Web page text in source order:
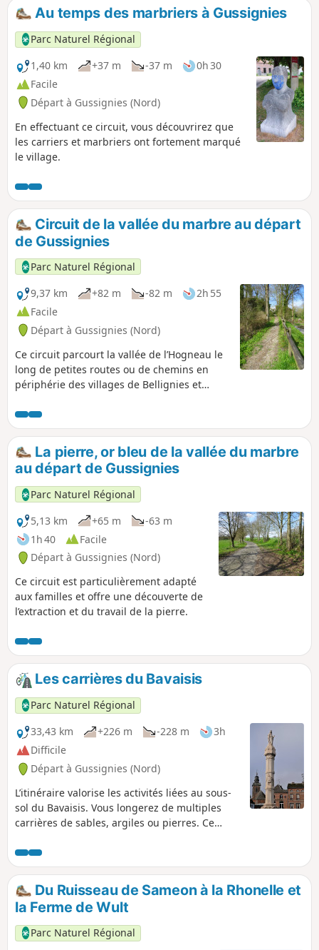
Au temps des marbriers à Gussignies
Parc Naturel Régional
1,40 km
+37 m -37 m
0h 30
Facile
Départ à Gussignies (Nord)
En effectuant ce circuit, vous découvrirez que
les carriers et marbriers ont fortement marqué
le village.
Circuit de la vallée du marbre au départ
de Gussignies
Parc Naturel Régional
9,37 km
+82 m -82 m
2h 55
Facile
Départ à Gussignies (Nord)
Ce circuit parcourt la vallée de l’Hogneau le
long de petites routes ou de chemins en
périphérie des villages de Bellignies et
La pierre, or bleu de la vallée du marbre
au départ de Gussignies
Parc Naturel Régional
5,13 km
+65 m
-63 m
1h 40
Facile
Départ à Gussignies (Nord)
Ce circuit est particulièrement adapté
aux familles et offre une découverte de
l’extraction et du travail de la pierre.
Les carrières du Bavaisis
Parc Naturel Régional
33,43 km
+226 m -228 m
3h
Difficile
Départ à Gussignies (Nord)
L’itinéraire valorise les activités liées au sous-
sol du Bavaisis. Vous longerez de multiples
carrières de sables, argiles ou pierres. Ce
cyclotouristes avertis.
Du Ruisseau de Sameon à la Rhonelle et
la Ferme de Wult
Parc Naturel Régional